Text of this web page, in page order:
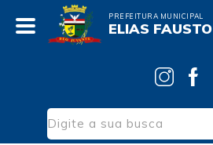
PREFEITURA MUNICIPAL
ELIAS FAUSTO
Desenvolvimento Social